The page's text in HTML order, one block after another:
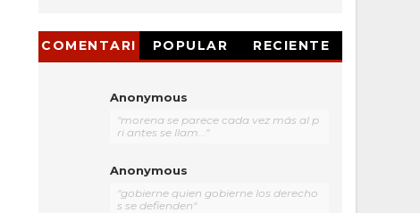
COMENTARI
POPULAR RECIENTE
Anonymous
"morena se parece cada vez más al p
ri antes se llam..."
Anonymous
"gobierne quien gobierne los derecho
s se defienden"